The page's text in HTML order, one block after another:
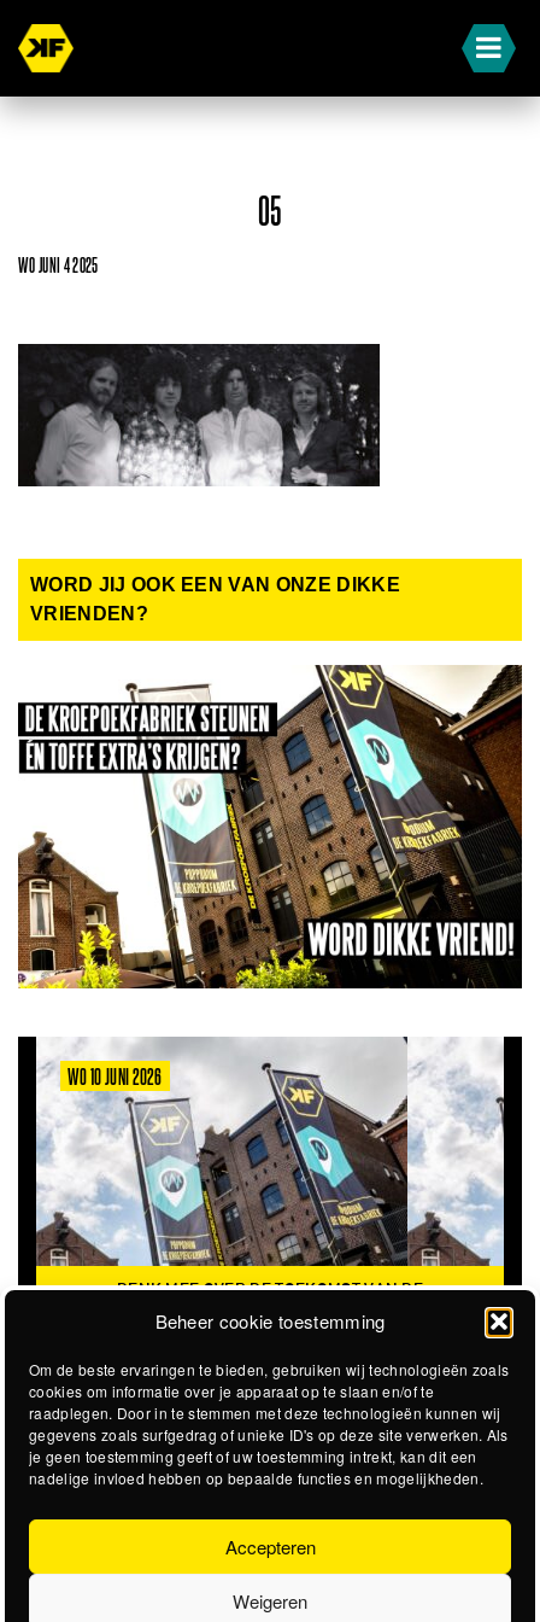
Beheer cookie toestemming
Om de beste ervaringen te bieden, gebruiken wij technologieën zoals
cookies om informatie over je apparaat op te slaan en/of te
raadplegen. Door in te stemmen met deze technologieën kunnen wij
gegevens zoals surfgedrag of unieke ID's op deze site verwerken. Als
je geen toestemming geeft of uw toestemming intrekt, kan dit een
nadelige invloed hebben op bepaalde functies en mogelijkheden.
Accepteren
Weigeren
05
WO JUNI 4 2025
WORD JIJ OOK EEN VAN ONZE DIKKE
VRIENDEN?
WO 10 JUNI 2026
DENK MEE OVER DE TOEKOMST VAN DE
KROEPOEKFABRIEK